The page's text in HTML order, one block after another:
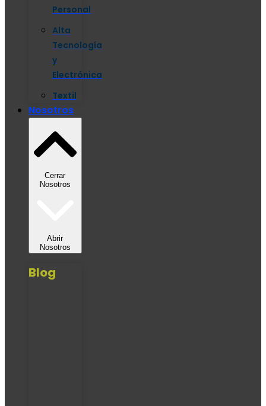
Personal
Alta
Tecnología
y
Electrónica
Textil
Nosotros
Cerrar
Nosotros
Abrir
Nosotros
Blog